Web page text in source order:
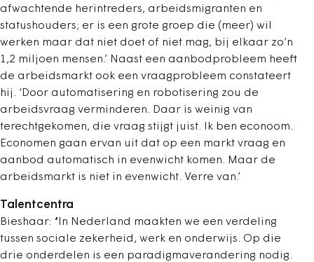
afwachtende herintreders, arbeidsmigranten en
statushouders; er is een grote groep die (meer) wil
werken maar dat niet doet of niet mag, bij elkaar zo’n
1,2 miljoen mensen.’ Naast een aanbodprobleem heeft
de arbeidsmarkt ook een vraagprobleem constateert
hij. ‘Door automatisering en robotisering zou de
arbeidsvraag verminderen. Daar is weinig van
terechtgekomen, die vraag stijgt juist. Ik ben econoom.
Economen gaan ervan uit dat op een markt vraag en
aanbod automatisch in evenwicht komen. Maar de
arbeidsmarkt is niet in evenwicht. Verre van.’
Talentcentra
Bieshaar: ‘ In Nederland maakten we een verdeling
tussen sociale zekerheid, werk en onderwijs. Op die
drie onderdelen is een paradigmaverandering nodig.